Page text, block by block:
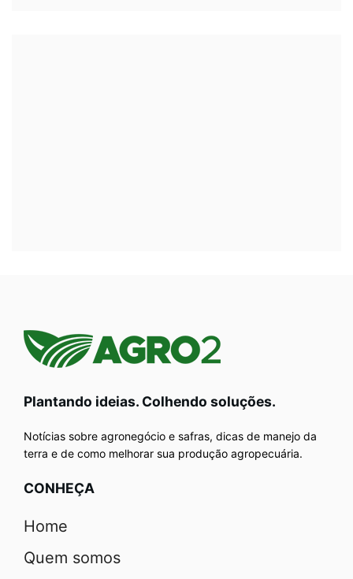
Plantando ideias. Colhendo soluções.
Notícias sobre agronegócio e safras, dicas de manejo da
terra e de como melhorar sua produção agropecuária.
CONHEÇA
Home
Quem somos